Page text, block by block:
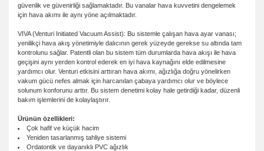
güvenlik ve güvenirliği sağlamaktadır. Bu vanalar hava kuvvetini dengelemek
için hava akımı ile aynı yöne açılmaktadır.
VIVA (Venturi Initiated Vacuum Assist): Bu sistemle çalışan hava ayar vanası;
yenilikçi hava akış yönetimiyle dalıcının gerek yüzeyde gerekse su altında tam
kontrolunu sağlar. Patentli olan bu sistem tüm durumlarda hava akışı ile hava
geçişini aynı yerden kontrol ederek en iyi hava kaynağını elde edilmesine
yardımcı olur. Venturi etkisini arttıran hava akımı, ağızlığa doğru yönelirken
vakum gücü nefes almak için harcanılan çabaya yardımcı olur ve böylece
solunum konforunu arttır. Bu sistem denetimi kolay hale getirdiği kadar, düzenli
bakım işlemlerini de kolaylaştırır.
Ürünün özellikleri:
Çok hafif ve küçük hacim
Yeniden tasarlanmış tahliye sistemi
Ordatontik ve dayanıklı PVC ağızlık